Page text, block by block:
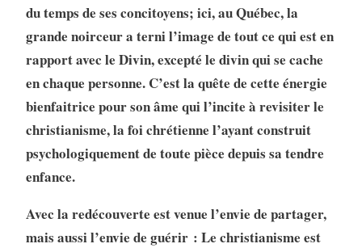
du temps de ses concitoyens; ici, au Québec, la
grande noirceur a terni l’image de tout ce qui est en
rapport avec le Divin, excepté le divin qui se cache
en chaque personne. C’est la quête de cette énergie
bienfaitrice pour son âme qui l’incite à revisiter le
christianisme, la foi chrétienne l’ayant construit
psychologiquement de toute pièce depuis sa tendre
enfance.
Avec la redécouverte est venue l’envie de partager,
mais aussi l’envie de guérir : Le christianisme est